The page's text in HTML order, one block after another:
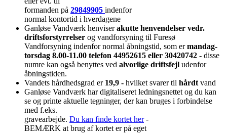
formanden på 29849905 indenfor
normal kontortid i hverdagene
Ganløse Vandværk henviserakutte henvendelser vedr.
driftsforstyrrelser og vandforsyning til Furesø
Vandforsyning indenfor normal åbningstid, som ermandag-
torsdag 8.00-11.00 telefon 44952615 eller 30420742 - disse
numre kan også benyttes ved alvorlige driftsfejl udenfor
åbningstiden.
Vandets hårdhedsgrad er 19,9 - hvilket svarer til hårdt vand
Ganløse Vandværk har digitaliseret ledningsnettet og du kan
se og printe aktuelle tegninger, der kan bruges i forbindelse
med f.eks.
gravearbejde. Du kan finde kortet her-
BEMÆRK at brug af kortet er på eget